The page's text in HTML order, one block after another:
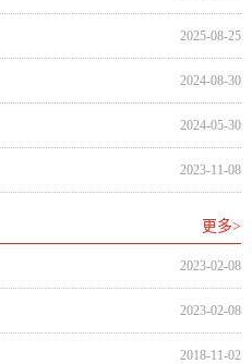
2025-08-25
2024-08-30
2024-05-30
2023-11-08
更多>
2023-02-08
2023-02-08
2018-11-02